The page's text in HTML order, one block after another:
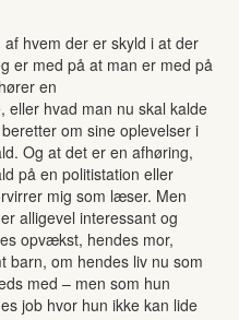
hvem der er skyld i at der
er med på at man er med på
en
eller hvad man nu skal kalde
om sine oplevelser i
Og at det er en afhøring,
på en politistation eller
mig som læser. Men
alligevel interessant og
opvækst, hendes mor,
barn, om hendes liv nu som
med – men som hun
job hvor hun ikke kan lide